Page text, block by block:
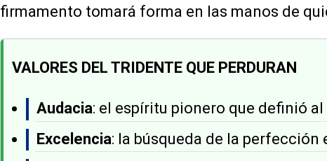
firmamento tomará forma en las manos de
VALORES DEL TRIDENTE QUE PERDURAN
Audacia: el espíritu pionero que definió
Excelencia: la búsqueda de la perfección